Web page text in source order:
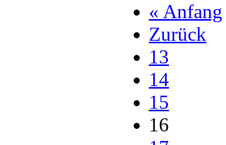
« Anfang
Zurück
13
14
15
16